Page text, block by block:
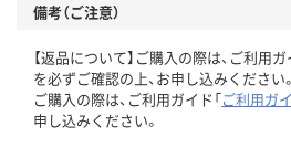
備考（ご注意）
【返品について】ご購入の際は、ご利用ガ
を必ずご確認の上、お申し込みください。
ご購入の際は、ご利用ガイド「ご利用ガ
申し込みください。